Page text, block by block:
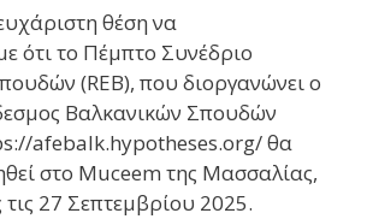
θέση να
ότι το Πέμπτο Συνέδριο
(REB), που διοργανώνει ο
Βαλκανικών Σπουδών
afebalk.hypotheses.org/ θα
στο Muceem της Μασσαλίας,
τις 27 Σεπτεμβρίου 2025.